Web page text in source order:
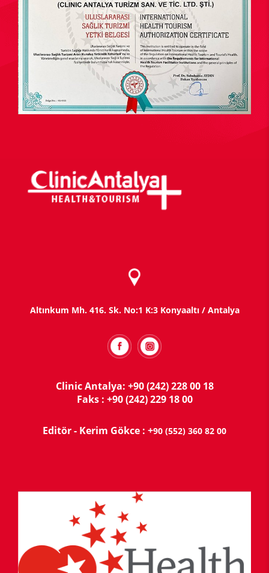
Altınkum Mh. 416. Sk. No:1 K:3 Konyaaltı / Antalya
Clinic Antalya: +90 (242) 228 00 18
Faks : +90 (242) 229 18 00
Editör - Kerim Gökce : +90 (552) 360 82 00